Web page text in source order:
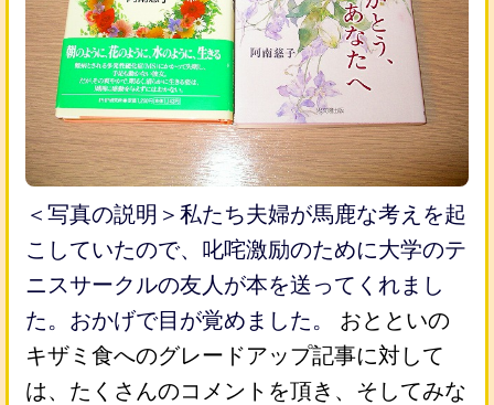
＜写真の説明＞私たち夫婦が馬鹿な考えを起
こしていたので、叱咤激励のために大学のテ
ニスサークルの友人が本を送ってくれまし
た。おかげで目が覚めました。
おとといの
キザミ食へのグレードアップ記事に対して
は、たくさんのコメントを頂き、そしてみな